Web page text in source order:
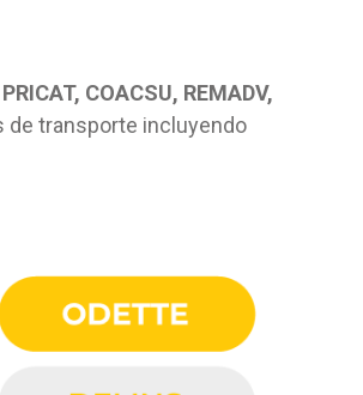
COACSU, REMADV,
de transporte incluyendo